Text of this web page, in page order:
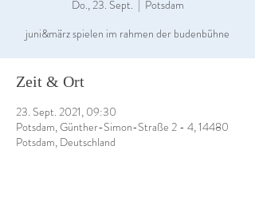
Do., 23. Sept.
  |
Potsdam
juni&märz spielen im rahmen der budenbühne
Zeit & Ort
23. Sept. 2021, 09:30
Potsdam, Günther-Simon-Straße 2 - 4, 14480
Potsdam, Deutschland